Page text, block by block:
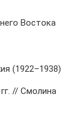
Востока
(1922–1938)
// Смолина